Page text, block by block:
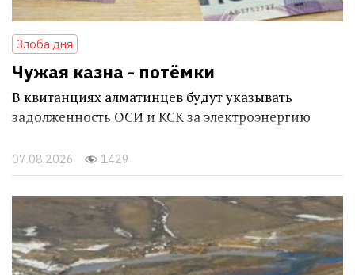
Злоба дня
Чужая казна - потёмки
В квитанциях алматинцев будут указывать
задолженность ОСИ и КСК за электроэнергию
07.08.2026 1429